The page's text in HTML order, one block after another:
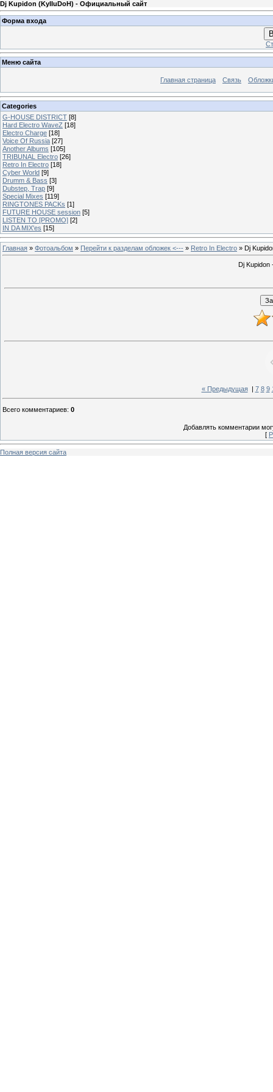
Dj Kupidon (KyIIuDoH) - Официальный сайт
Форма входа
Меню сайта
Главная страница Связь
Categories
G-HOUSE DISTRICT [8]
Hard Electro WaveZ [18]
Electro Charge [18]
Voice Of Russia [27]
Another Albums [105]
TRIBUNAL Electro [26]
Retro In Electro [18]
Cyber World [9]
Drumm & Bass [3]
Dubstep, Trap [9]
Special Mixes [119]
RINGTONES PACKs [1]
FUTURE HOUSE session [5]
LISTEN TO [PROMO] [2]
IN DA MIX'es [15]
Главная » Фотоальбом » Перейти к разделам обложек <--- » Retro In Electro » Dj
Dj
« Предыдущая| 7 8 9
Всего комментариев: 0
Добавлять комментарии
[
Полная версия сайта